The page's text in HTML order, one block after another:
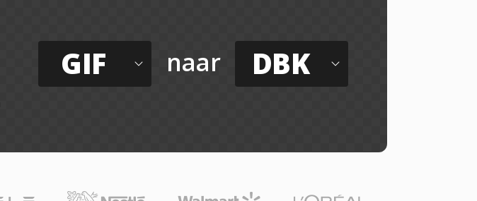
GIF naar DBK